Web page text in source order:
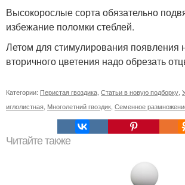
Высокорослые сорта обязательно
избежание поломки стеблей.
Летом для стимулирования появления
вторичного цветения надо обрезать
Категории: Перистая гвоздика, Статьи в новую подборку,
иглолистная, Многолетний гвоздик, Семенное
Читайте также